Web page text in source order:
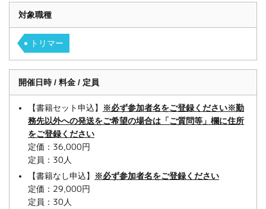
対象職種
トリマー
開催日時 / 料金 / 定員
【書籍セット申込】
※必ず参加者名をご登録ください※勤
務先以外への発送をご希望の場合は「ご質問等」欄に住所
をご登録ください
定価：36,000円
定員：30人
【書籍なし申込】
※必ず参加者名をご登録ください
定価：29,000円
定員：30人